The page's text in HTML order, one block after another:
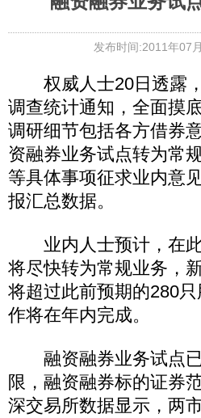
发布时间:2011年07
权威人士20日透露，
调查统计通知，全面摸
调研细节包括各方借券
资融券业务试点转为常
等具体事项征求业内意
报汇总数据。
业内人士预计，在此
将尽快转为常规业务，
将超过此前预期的280
作将在年内完成。
融资融券业务试点已
限，融资融券标的证券
深交易所数据显示，两